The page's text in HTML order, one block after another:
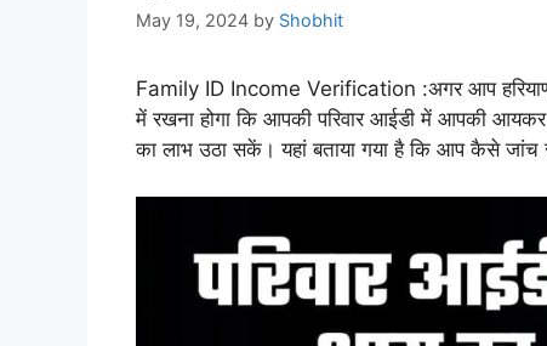
May 19, 2024 by Shobhit
Family ID Income Verification :अगर आप
में रखना होगा कि आपकी परिवार आईडी में आपकी
का लाभ उठा सकें। यहां बताया गया है कि आप कैसे